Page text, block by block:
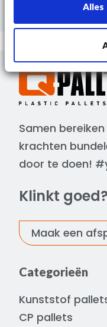
Alles
Samen
krachten
door te doen!
Klinkt
Maak een
Categorieën
Kunststof
CP pallets